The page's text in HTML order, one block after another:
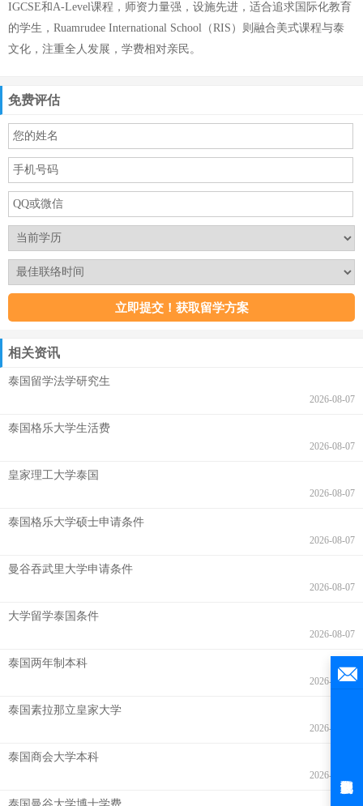
IGCSE和A-Level课程，师资力量强，设施先进，适合追求国际化教育
的学生，Ruamrudee International School（RIS）则融合美式课程与泰
文化，注重全人发展，学费相对亲民。
免费评估
相关资讯
泰国留学法学研究生
2026-08-07
泰国格乐大学生活费
2026-08-07
皇家理工大学泰国
2026-08-07
泰国格乐大学硕士申请条件
2026-08-07
曼谷吞武里大学申请条件
2026-08-07
大学留学泰国条件
2026-08-07
泰国两年制本科
2026-08-07
泰国素拉那立皇家大学
2026-08-07
泰国商会大学本科
2026-08-06